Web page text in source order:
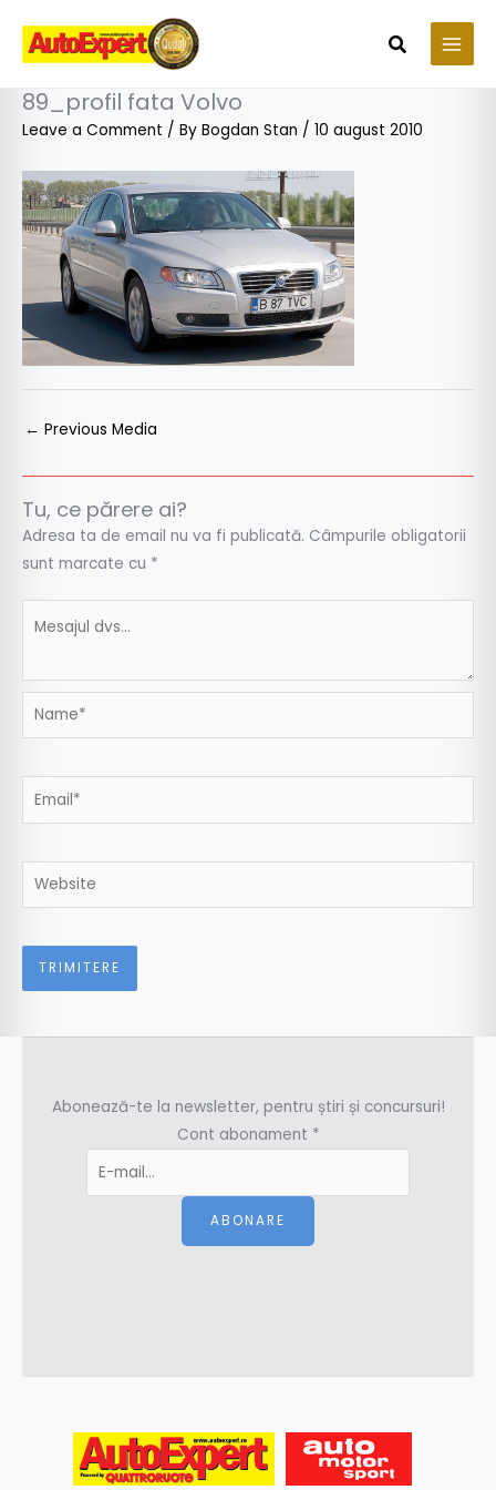
content
Search
89_profil fata Volvo
Leave a Comment / By Bogdan Stan / 10 august 2010
← Previous Media
Tu, ce părere ai?
Adresa ta de email nu va fi publicată. Câmpurile obligatorii
sunt marcate cu *
Name*
Email*
Website
Abonează-te la newsletter, pentru știri și concursuri!
Cont abonament *
ABONARE